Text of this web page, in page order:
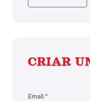
CRIAR
Email*